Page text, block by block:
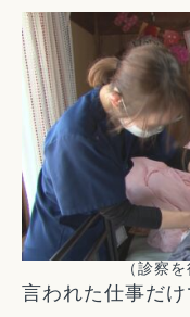
（診察
言われた仕事だ